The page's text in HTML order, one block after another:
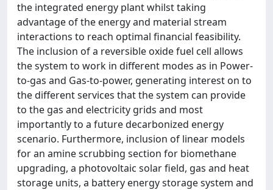
the integrated energy plant whilst taking
advantage of the energy and material stream
interactions to reach optimal financial feasibility.
The inclusion of a reversible oxide fuel cell allows
the system to work in different modes as in Power-
to-gas and Gas-to-power, generating interest on to
the different services that the system can provide
to the gas and electricity grids and most
importantly to a future decarbonized energy
scenario. Furthermore, inclusion of linear models
for an amine scrubbing section for biomethane
upgrading, a photovoltaic solar field, gas and heat
storage units, a battery energy storage system and